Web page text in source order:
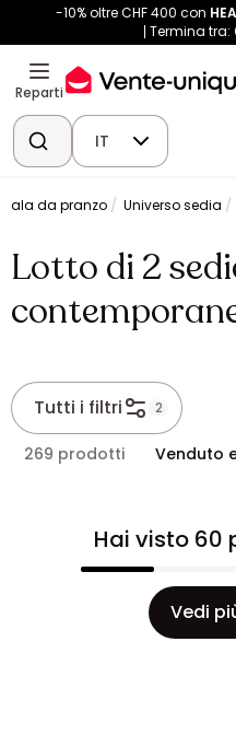
-10% oltre CHF 400 con
Termina tra:
Reparti
IT
sala da pranzo Universo sedia
Lotto di 2
Tutti i filtri 2
269 prodotti Venduto
Hai visto 60
Vedi